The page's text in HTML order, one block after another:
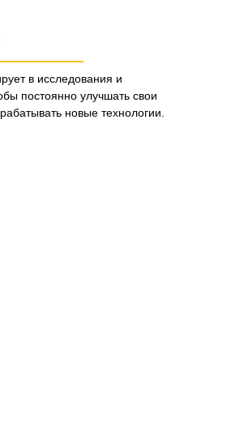
в исследования и
постоянно улучшать свои
новые технологии.